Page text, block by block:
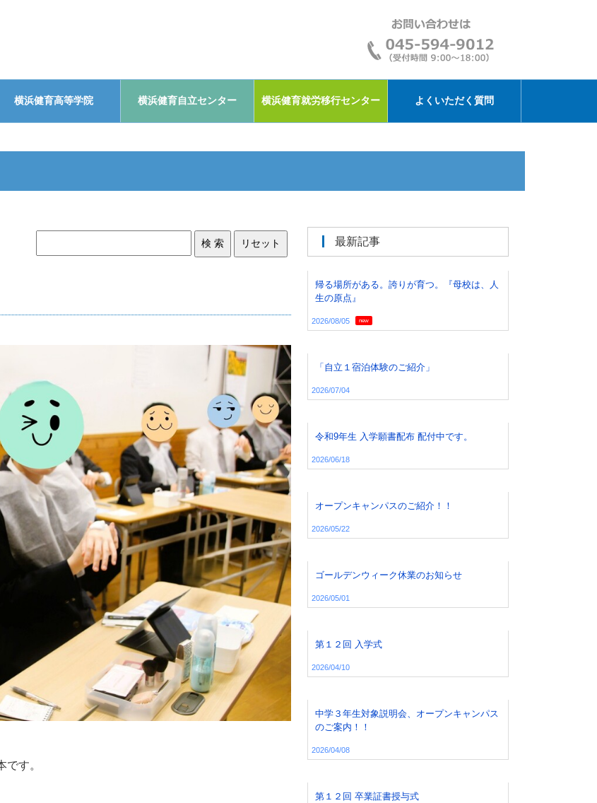
横浜健育高等学院 横浜健育自立センター 横浜健育就労移行センター よくいただく質問
す。
最新記事
帰る場所がある。誇りが育つ。『母校は、人
生の原点』
2026/08/05 new
「自立１宿泊体験のご紹介」
2026/07/04
令和9年生 入学願書配布 配付中です。
2026/06/18
オープンキャンパスのご紹介！！
2026/05/22
ゴールデンウィーク休業のお知らせ
2026/05/01
第１２回 入学式
2026/04/10
中学３年生対象説明会、オープンキャンパス
のご案内！！
2026/04/08
第１２回 卒業証書授与式